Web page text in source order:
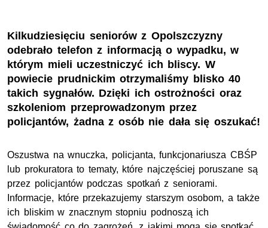
Kilkudziesięciu seniorów z Opolszczyzny
odebrało telefon z informacją o wypadku, w
którym mieli uczestniczyć ich bliscy. W
powiecie prudnickim otrzymaliśmy blisko 40
takich sygnałów. Dzięki ich ostrożności oraz
szkoleniom przeprowadzonym przez
policjantów, żadna z osób nie dała się oszukać!
Oszustwa na wnuczka, policjanta, funkcjonariusza CBŚP
lub prokuratora to tematy, które najczęściej poruszane są
przez policjantów podczas spotkań z seniorami.
Informacje, które przekazujemy starszym osobom, a także
ich bliskim w znacznym stopniu podnoszą ich